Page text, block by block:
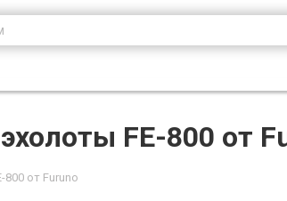
FE-800 от
от Furuno